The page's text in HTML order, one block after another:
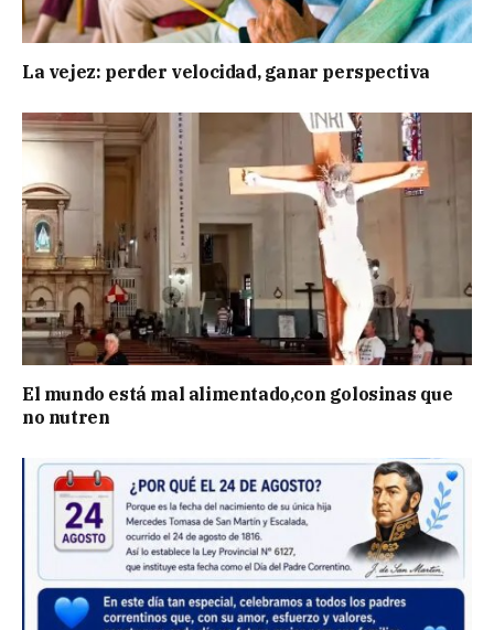
La vejez: perder velocidad, ganar perspectiva
El mundo está mal alimentado,con golosinas que
no nutren